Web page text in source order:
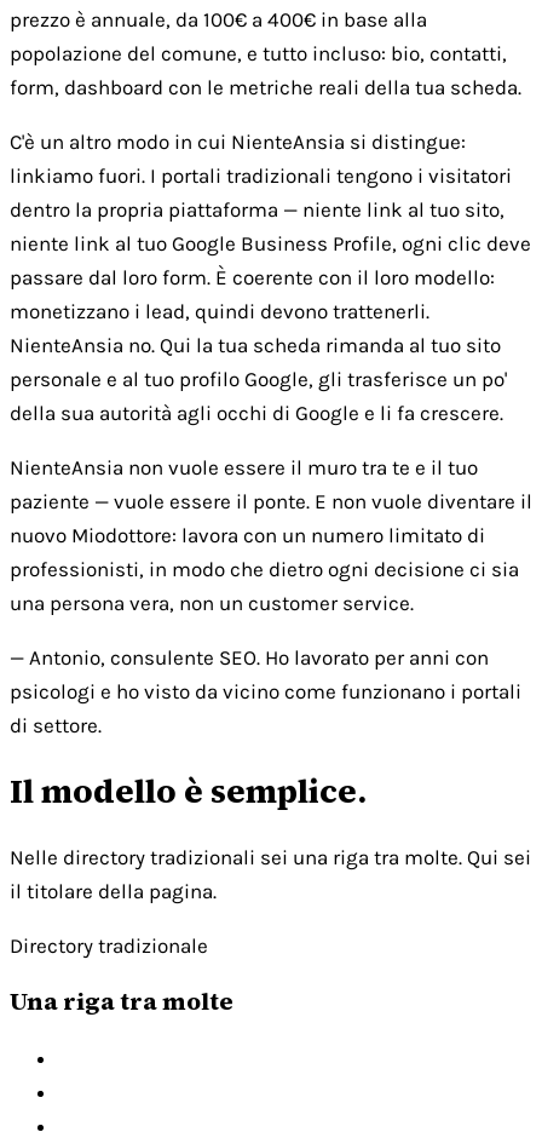
prezzo è annuale, da 100€ a 400€ in base alla
popolazione del comune, e tutto incluso: bio, contatti,
form, dashboard con le metriche reali della tua scheda.
C'è un altro modo in cui NienteAnsia si distingue:
linkiamo fuori. I portali tradizionali tengono i visitatori
dentro la propria piattaforma — niente link al tuo sito,
niente link al tuo Google Business Profile, ogni clic deve
passare dal loro form. È coerente con il loro modello:
monetizzano i lead, quindi devono trattenerli.
NienteAnsia no. Qui la tua scheda rimanda al tuo sito
personale e al tuo profilo Google, gli trasferisce un po'
della sua autorità agli occhi di Google e li fa crescere.
NienteAnsia non vuole essere il muro tra te e il tuo
paziente — vuole essere il ponte. E non vuole diventare il
nuovo Miodottore: lavora con un numero limitato di
professionisti, in modo che dietro ogni decisione ci sia
una persona vera, non un customer service.
— Antonio, consulente SEO. Ho lavorato per anni con
psicologi e ho visto da vicino come funzionano i portali
di settore.
Il modello è semplice.
Nelle directory tradizionali sei una riga tra molte. Qui sei
il titolare della pagina.
Directory tradizionale
Una riga tra molte